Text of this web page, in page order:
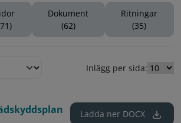
Dokument
(62)
Ritningar
(35)
Inlägg per sida:
Ladda ner DOCX